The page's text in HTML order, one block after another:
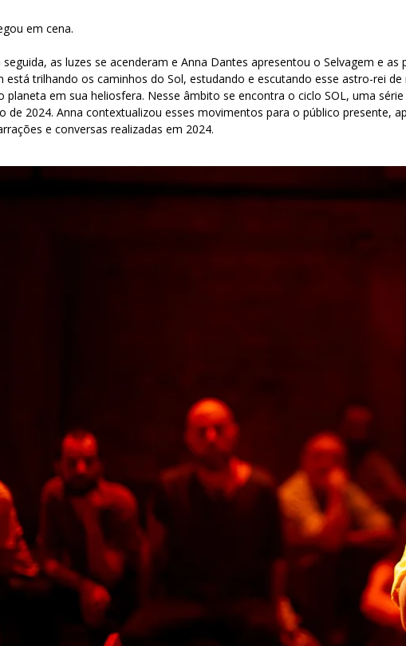
em cena.
as luzes se acenderam e Anna Dantes apresentou o Selvagem e
está trilhando os caminhos do Sol, estudando e escutando esse astro-rei
planeta em sua heliosfera. Nesse âmbito se encontra o ciclo SOL, uma
de 2024. Anna contextualizou esses movimentos para o público presente,
e conversas realizadas em 2024.